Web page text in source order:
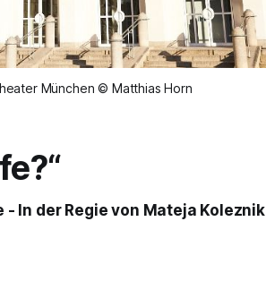
München © Matthias Horn
- In der Regie von Mateja Koleznik